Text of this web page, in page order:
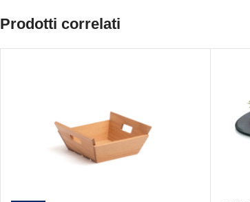
Prodotti correlati